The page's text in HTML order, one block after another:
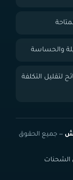
لتقليل التكلفة
— جميع الحقوق
الشحنات